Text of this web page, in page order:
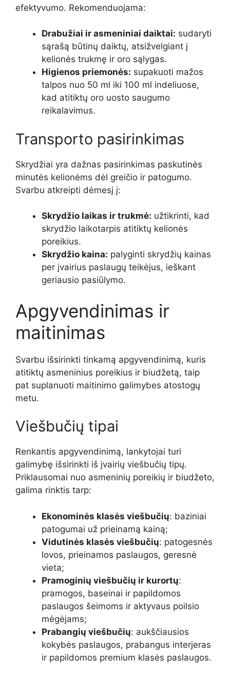
efektyvumo. Rekomenduojama:
Drabužiai ir asmeniniai daiktai: sudaryti
sąrašą būtinų daiktų, atsižvelgiant į
kelionės trukmę ir oro sąlygas.
Higienos priemonės: supakuoti mažos
talpos nuo 50 ml iki 100 ml indeliuose,
kad atitiktų oro uosto saugumo
reikalavimus.
Transporto pasirinkimas
Skrydžiai yra dažnas pasirinkimas paskutinės
minutės kelionėms dėl greičio ir patogumo.
Svarbu atkreipti dėmesį į:
Skrydžio laikas ir trukmė: užtikrinti, kad
skrydžio laikotarpis atitiktų kelionės
poreikius.
Skrydžio kaina: palyginti skrydžių kainas
per įvairius paslaugų teikėjus, ieškant
geriausio pasiūlymo.
Apgyvendinimas ir
maitinimas
Svarbu išsirinkti tinkamą apgyvendinimą, kuris
atitiktų asmeninius poreikius ir biudžetą, taip
pat suplanuoti maitinimo galimybes atostogų
metu.
Viešbučių tipai
Renkantis apgyvendinimą, lankytojai turi
galimybę išsirinkti iš įvairių viešbučių tipų.
Priklausomai nuo asmeninių poreikių ir biudžeto,
galima rinktis tarp:
Ekonominės klasės viešbučių: baziniai
patogumai už prieinamą kainą;
Vidutinės klasės viešbučių: patogesnės
lovos, prieinamos paslaugos, geresnė
vieta;
Pramoginių viešbučių ir kurortų:
pramogos, baseinai ir papildomos
paslaugos šeimoms ir aktyvaus poilsio
mėgėjams;
Prabangių viešbučių: aukščiausios
kokybės paslaugos, prabangus interjeras
ir papildomos premium klasės paslaugos.